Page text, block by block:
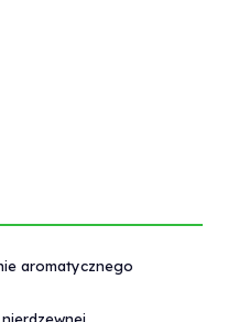
aromatycznego